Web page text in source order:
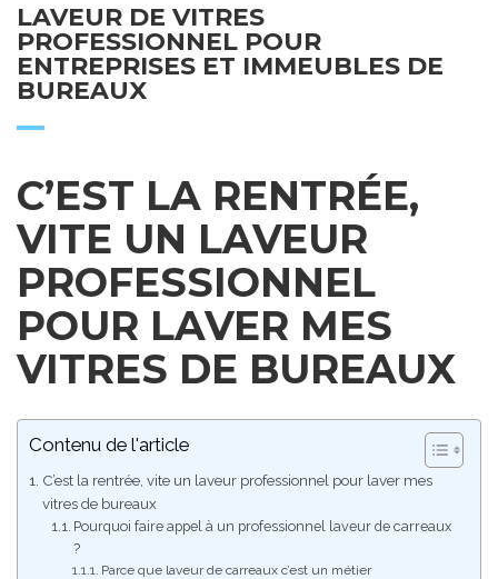
LAVEUR DE VITRES
PROFESSIONNEL POUR
ENTREPRISES ET IMMEUBLES DE
BUREAUX
C’EST LA RENTRÉE,
VITE UN LAVEUR
PROFESSIONNEL
POUR LAVER MES
VITRES DE BUREAUX
Contenu de l'article
C’est la rentrée, vite un laveur professionnel pour laver mes
vitres de bureaux
Pourquoi faire appel à un professionnel laveur de carreaux
?
Parce que laveur de carreaux c’est un métier